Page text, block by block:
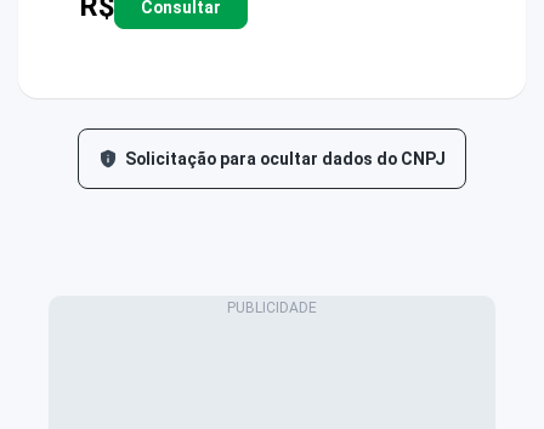
Consultar
Solicitação para ocultar dados do CNPJ